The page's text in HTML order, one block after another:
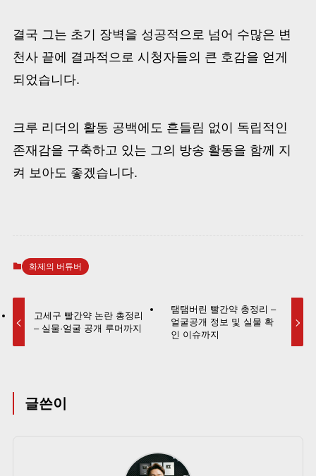
결국 그는 초기 장벽을 성공적으로 넘어 수많은 변
천사 끝에 결과적으로 시청자들의 큰 호감을 얻게
되었습니다.
크루 리더의 활동 공백에도 흔들림 없이 독립적인
존재감을 구축하고 있는 그의 방송 활동을 함께 지
켜 보아도 좋겠습니다.
화제의 버튜버
고세구 빨간약 논란 총정리
– 실물·얼굴 공개 루머까지
탬탬버린 빨간약 총정리 –
얼굴공개 정보 및 실물 확
인 이슈까지
글쓴이